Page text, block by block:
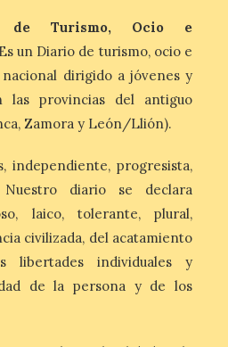
son las
apenas un
libres para
un boom
y
el impacto
con el
en
de Turismo, Ocio e
un Diario de turismo, ocio e
dirigido a jóvenes y
las provincias del antiguo
Zamora y León/Llión).
independiente, progresista,
diario se declara
laico, tolerante, plural,
civilizada, del acatamiento
individuales y
de la persona y de los